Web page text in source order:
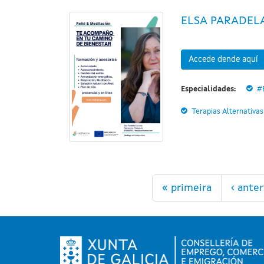
ELSA
Accede dende aquí
Especialidades:
Terapias Alternativas
« primeira ‹